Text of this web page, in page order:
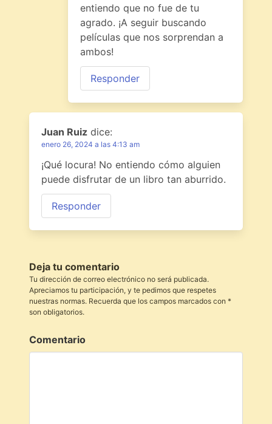
entiendo que no fue de tu
agrado. ¡A seguir buscando
películas que nos sorprendan a
ambos!
Responder
Juan Ruiz dice:
enero 26, 2024 a las 4:13 am
¡Qué locura! No entiendo cómo alguien
puede disfrutar de un libro tan aburrido.
Responder
Deja tu comentario
Tu dirección de correo electrónico no será publicada.
Apreciamos tu participación, y te pedimos que respetes
nuestras normas. Recuerda que los campos marcados con *
son obligatorios.
Comentario